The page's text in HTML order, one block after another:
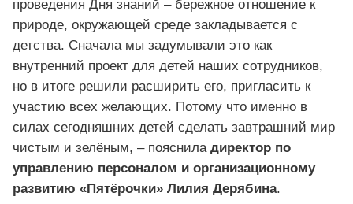
проведения Дня знаний – бережное отношение к
природе, окружающей среде закладывается с
детства. Сначала мы задумывали это как
внутренний проект для детей наших сотрудников,
но в итоге решили расширить его, пригласить к
участию всех желающих. Потому что именно в
силах сегодняшних детей сделать завтрашний мир
чистым и зелёным, – пояснила директор по
управлению персоналом и организационному
развитию «Пятёрочки» Лилия Дерябина.